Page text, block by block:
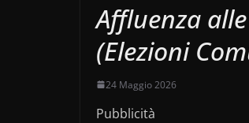
Affluenza
(Elezioni
24 Maggio 2026
Pubblicità